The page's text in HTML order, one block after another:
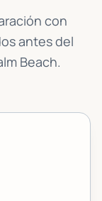
con
antes del
Beach.